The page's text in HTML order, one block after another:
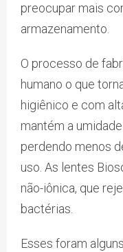
preocupar mais
armazenamento.
O processo de
humano o que
higiênico e com
mantém a
perdendo menos
uso. As lentes
não-iônica, que
bactérias.
Esses foram